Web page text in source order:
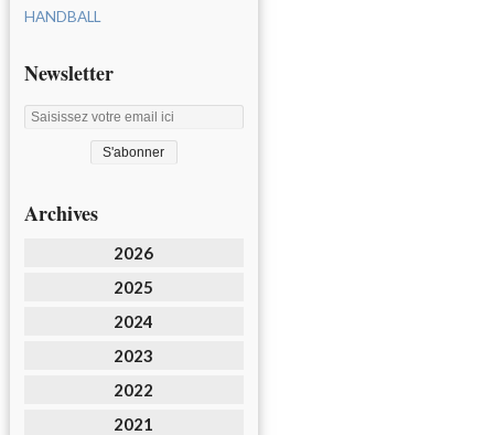
HANDBALL
Newsletter
Archives
2026
2025
2024
2023
2022
2021